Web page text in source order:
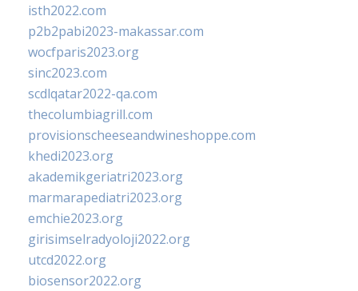
isth2022.com
p2b2pabi2023-makassar.com
wocfparis2023.org
sinc2023.com
scdlqatar2022-qa.com
thecolumbiagrill.com
provisionscheeseandwineshoppe.com
khedi2023.org
akademikgeriatri2023.org
marmarapediatri2023.org
emchie2023.org
girisimselradyoloji2022.org
utcd2022.org
biosensor2022.org